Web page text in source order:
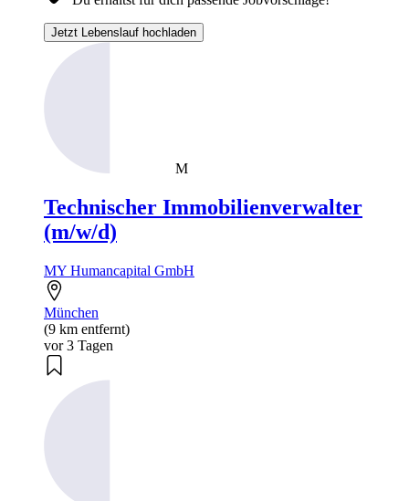
Jetzt Lebenslauf hochladen
M
Technischer Immobilienverwalter
(m/w/d)
MY Humancapital GmbH
München
(9 km entfernt)
vor 3 Tagen